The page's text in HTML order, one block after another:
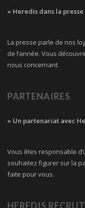
» Heredis dans la presse
La presse parle de nos
de l’année. Vous
nous concernant.
PARTENAIRES
» Un partenariat avec
Vous êtes responsable
souhaitez figurer sur la
faite pour vous.
HEREDIS